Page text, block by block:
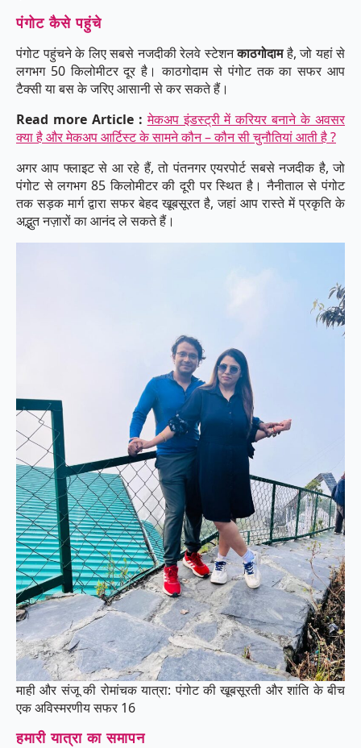
पंगोट कैसे पहुंचे
पंगोट पहुंचने के लिए सबसे नजदीकी रेलवे स्टेशनकाठगोदामहै, जो यहां से
लगभग 50 किलोमीटर दूर है। काठगोदाम से पंगोट तक का सफर आप
टैक्सी या बस के जरिए आसानी से कर सकते हैं।
Read more Article : मेकअप इंडस्ट्री में करियर बनाने के अवसर
क्या है और मेकअप आर्टिस्ट के सामने कौन – कौन सी चुनौतियां आती है ?
अगर आप फ्लाइट से आ रहे हैं, तो पंतनगर एयरपोर्ट सबसे नजदीक है, जो
पंगोट से लगभग 85 किलोमीटर की दूरी पर स्थित है। नैनीताल से पंगोट
तक सड़क मार्ग द्वारा सफर बेहद खूबसूरत है, जहां आप रास्ते में प्रकृति के
अद्भुत नज़ारों का आनंद ले सकते हैं।
माही और संजू की रोमांचक यात्रा: पंगोट की खूबसूरती और शांति के बीच
एक अविस्मरणीय सफर 16
हमारी यात्रा का समापन